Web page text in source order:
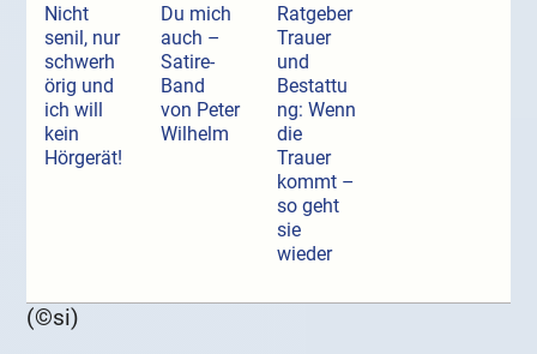
Nicht
senil, nur
schwerh
örig und
ich will
kein
Hörgerät!
Du mich
auch –
Satire-
Band
von Peter
Wilhelm
Ratgeber
Trauer
und
Bestattu
ng: Wenn
die
Trauer
kommt –
so geht
sie
wieder
(©si)